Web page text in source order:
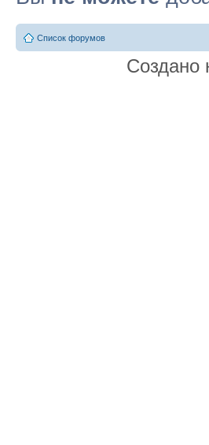
Список форумов
Создано